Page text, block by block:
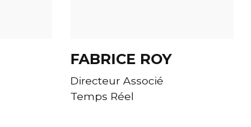
FABRICE ROY
Directeur Associé
Temps Réel